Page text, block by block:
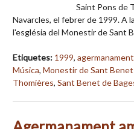
Saint Pons de
Navarcles, el febrer de 1999. A
l'església del Monestir de Sant
Etiquetes: 1999,
Música, Monestir de Sant Benet
Thomières, Sant Benet de